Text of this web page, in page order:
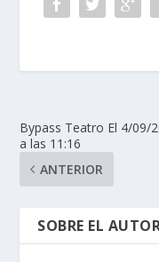
Bypass Teatro El 4/09/
a las 11:16
ANTERIOR
SOBRE EL